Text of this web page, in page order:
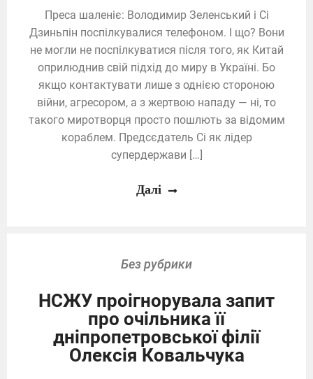
Преса шаленіє: Володимир Зеленський і Сі
Дзиньпін поспілкувалися телефоном. І що? Вони
не могли не поспілкуватися після того, як Китай
оприлюднив свій підхід до миру в Україні. Бо
якщо контактувати лише з однією стороною
війни, агресором, а з жертвою нападу — ні, то
такого миротворця просто пошлють за відомим
кораблем. Предсєдатель Сі як лідер
супердержави […]
Далі
Без рубрики
НСЖУ проігнорувала запит
про очільника її
дніпропетровської філії
Олексія Ковальчука